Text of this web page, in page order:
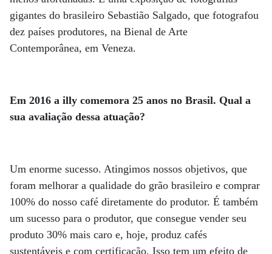
gigantes do brasileiro Sebastião Salgado, que fotografou
dez países produtores, na Bienal de Arte
Contemporânea, em Veneza.
Em 2016 a illy comemora 25 anos no Brasil. Qual a
sua avaliação dessa atuação?
Um enorme sucesso. Atingimos nossos objetivos, que
foram melhorar a qualidade do grão brasileiro e comprar
100% do nosso café diretamente do produtor. É também
um sucesso para o produtor, que consegue vender seu
produto 30% mais caro e, hoje, produz cafés
sustentáveis e com certificação. Isso tem um efeito de